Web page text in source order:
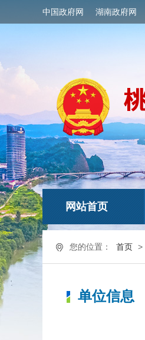
中国政府网 湖南政府网
网站首页
您的位置： 首页 >
单位信息